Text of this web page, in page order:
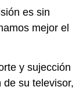
es sin
mejor el
y sujección
su televisor,